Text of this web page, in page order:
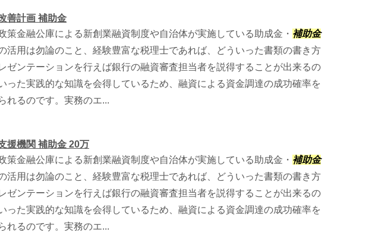
善計画 補助金
策金融公庫による新創業融資制度や自治体が実施している助成金・ 補助金
活用は勿論のこと、経験豊富な税理士であれば、どういった書類の書き方
ゼンテーションを行えば銀行の融資審査担当者を説得することが出来るの
った実践的な知識を会得しているため、融資による資金調達の成功確率を
れるのです。実務のエ...
援機関 補助金 20万
策金融公庫による新創業融資制度や自治体が実施している助成金・ 補助金
活用は勿論のこと、経験豊富な税理士であれば、どういった書類の書き方
ゼンテーションを行えば銀行の融資審査担当者を説得することが出来るの
った実践的な知識を会得しているため、融資による資金調達の成功確率を
れるのです。実務のエ...